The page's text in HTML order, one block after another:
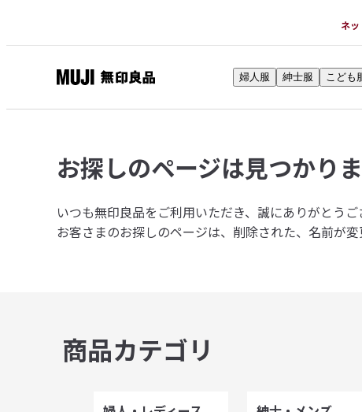
ネ
印
品
ネ
ト
ス
婦人服 紳士服 こども
お探しのページは見つかり
いつも無印良品をご利用いただき、誠にありがとうご
お客さまのお探しのページは、削除された、名前が
商品カテゴリ